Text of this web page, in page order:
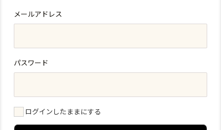
メールアドレス
パスワード
ログインしたままにする